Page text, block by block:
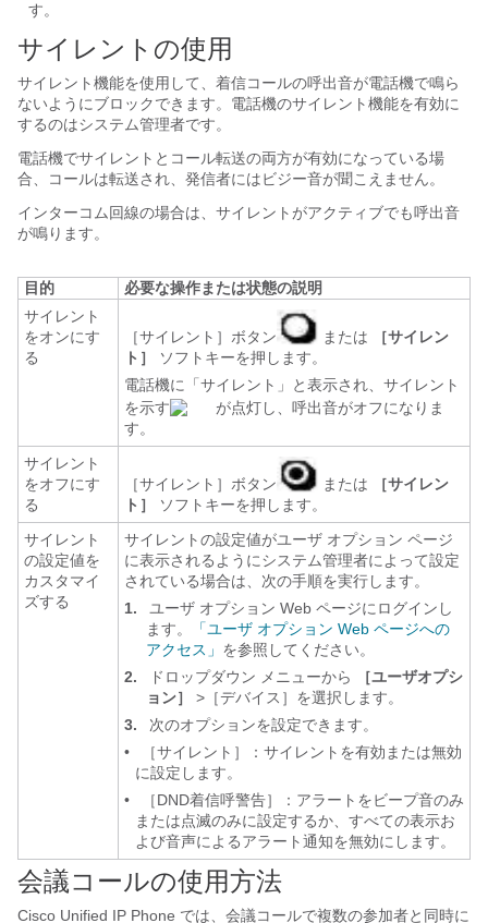
す。
サイレントの使用
サイレント機能を使用して、着信コールの呼出音が電話機で鳴ら
ないようにブロックできます。電話機のサイレント機能を有効に
するのはシステム管理者です。
電話機でサイレントとコール転送の両方が有効になっている場
合、コールは転送され、発信者にはビジー音が聞こえません。
インターコム回線の場合は、サイレントがアクティブでも呼出音
が鳴ります。
目的
必要な操作または状態の説明
サイレント
をオンにす
る
［サイレント］ボタン または ［サイレン
ト］
ソフトキーを押します。
電話機に「サイレント」と表示され、サイレント
を示す
が点灯し、呼出音がオフになりま
す。
サイレント
をオフにす
る
［サイレント］ボタン または ［サイレン
ト］
ソフトキーを押します。
サイレント
の設定値を
カスタマイ
ズする
サイレントの設定値がユーザ オプション ページ
に表示されるようにシステム管理者によって設定
されている場合は、次の手順を実行します。
1.
ユーザ オプション Web ページにログインし
ます。
「ユーザ オプション Web ページへの
アクセス」 を参照してください。
2.
ドロップダウン メニューから
［ユーザオプシ
ョン］
>［デバイス］を選択します。
3.
次のオプションを設定できます。
•
［サイレント］：サイレントを有効または無効
に設定します。
•
［DND着信呼警告］：アラートをビープ音のみ
または点滅のみに設定するか、すべての表示お
よび音声によるアラート通知を無効にします。
会議コールの使用方法
Cisco Unified IP Phone では、会議コールで複数の参加者と同時に